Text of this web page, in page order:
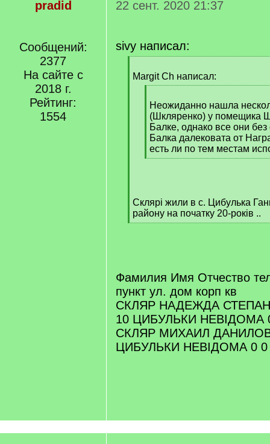
pradid
Сообщений:
2377
На сайте с
2018 г.
Рейтинг:
1554
22 сент. 2020 21:37
sivy написал:
q
Margit Ch написал:
q
]
Неожиданно нашла
(Шкляренко) у помещика
Балке, однако все они
Балка далековата от
есть ли по тем местам
[
Склярі жили в с. Цибулька
району на початку 20-років ..
[
Фамилия Имя Отчество
пункт ул. дом корп кв
СКЛЯР НАДЕЖДА
10 ЦИБУЛЬКИ НЕВІДОМА
СКЛЯР МИХАИЛ
ЦИБУЛЬКИ НЕВІДОМА 0 0